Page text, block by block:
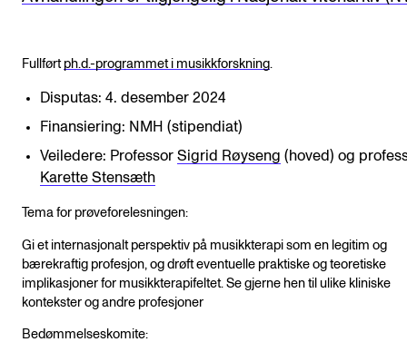
Fullført ph.d.-programmet i musikkforskning.
Disputas: 4. desember 2024
Finansiering: NMH (stipendiat)
Veiledere: Professor Sigrid Røyseng (hoved) og
Karette Stensæth
Tema for prøveforelesningen:
Gi et internasjonalt perspektiv på musikkterapi som en legitim og
bærekraftig profesjon, og drøft eventuelle praktiske og teoretiske
implikasjoner for musikkterapifeltet. Se gjerne hen til ulike kliniske
kontekster og andre profesjoner
Bedømmelseskomite: